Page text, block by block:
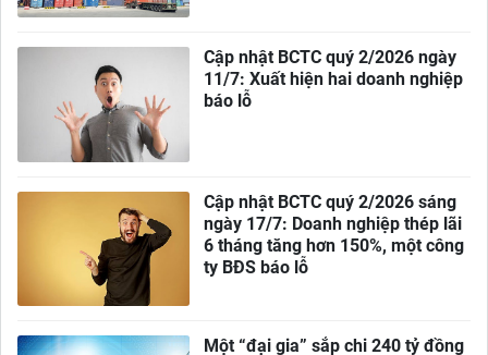
Cập nhật BCTC quý 2/2026 ngày
11/7: Xuất hiện hai doanh nghiệp
báo lỗ
Cập nhật BCTC quý 2/2026 sáng
ngày 17/7: Doanh nghiệp thép lãi
6 tháng tăng hơn 150%, một công
ty BĐS báo lỗ
Một “đại gia” sắp chi 240 tỷ đồng